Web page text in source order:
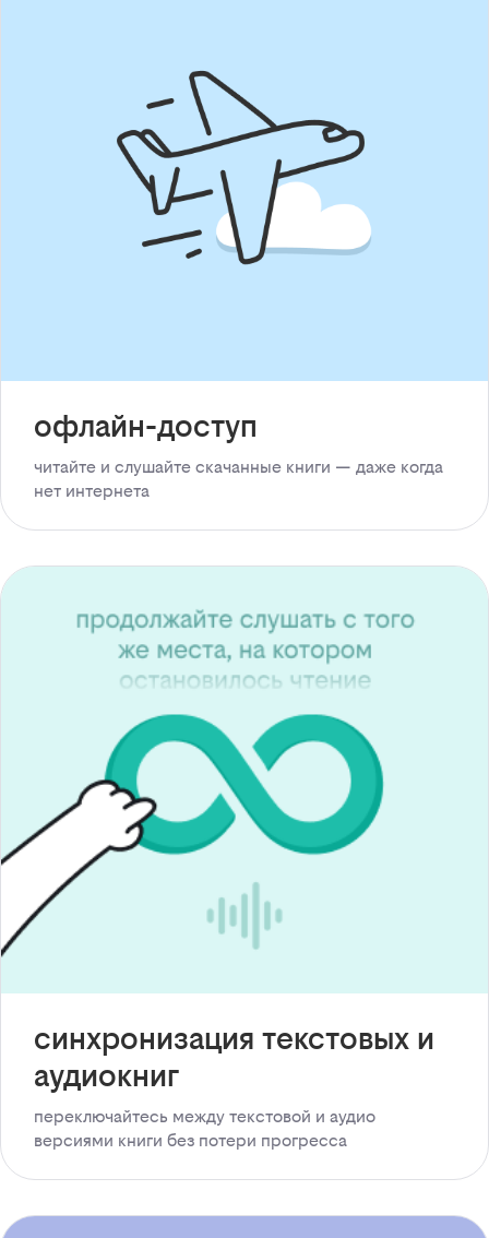
офлайн-доступ
читайте и слушайте скачанные книги — даже когда
нет интернета
синхронизация текстовых и
аудиокниг
переключайтесь между текстовой и аудио
версиями книги без потери прогресса